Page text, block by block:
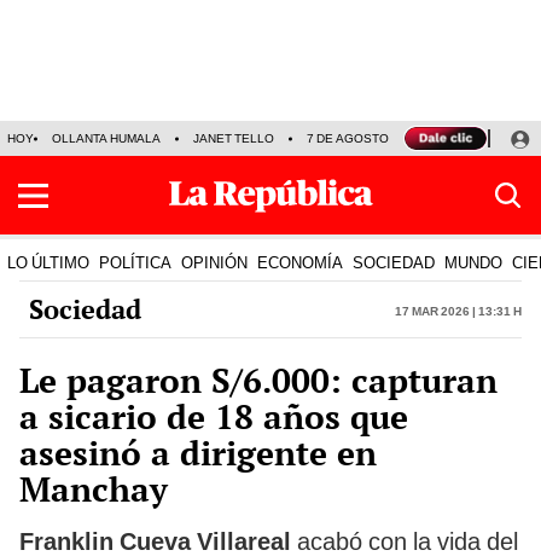
HOY OLLANTA HUMALA JANET TELLO 7 DE AGOSTO TINKA RESULTADOS
LO ÚLTIMO POLÍTICA OPINIÓN ECONOMÍA SOCIEDAD MUNDO
Sociedad 17 Mar 2026 | 13:31 h
Le pagaron S/6.000: capturan
a sicario de 18 años que
asesinó a dirigente en
Manchay
Franklin Cueva Villareal acabó con la vida del